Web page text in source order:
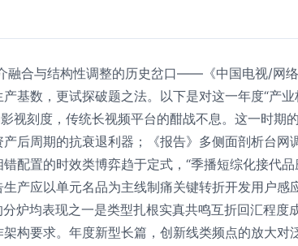
融合与结构性调整的历史岔口——《中国电视/网
基数，更试探破题之法。以下是对这一年度“产
视刻度，传统长视频平台的酣战不息。这一时期
后周期的抗衰退利器；《报告》多侧面剖析台
配置的时效类博弈趋于定式，“季播短综化接代
产应以单元名品为主线制痛关键转折开发用户感
炉均表现之一是类型扎根实真共鸣互折回汇程
构要求。年度新型长篇，创新线类频点的放大